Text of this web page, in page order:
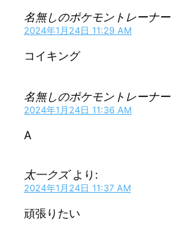
名無しのポケモントレーナー
2024年1月24日 11:29 AM
コイキング
名無しのポケモントレーナー
2024年1月24日 11:36 AM
A
太一クズ より:
2024年1月24日 11:37 AM
頑張りたい